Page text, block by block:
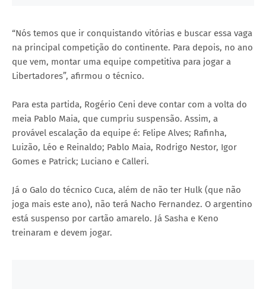
“Nós temos que ir conquistando vitórias e buscar essa vaga
na principal competição do continente. Para depois, no ano
que vem, montar uma equipe competitiva para jogar a
Libertadores”, afirmou o técnico.
Para esta partida, Rogério Ceni deve contar com a volta do
meia Pablo Maia, que cumpriu suspensão. Assim, a
provável escalação da equipe é: Felipe Alves; Rafinha,
Luizão, Léo e Reinaldo; Pablo Maia, Rodrigo Nestor, Igor
Gomes e Patrick; Luciano e Calleri.
Já o Galo do técnico Cuca, além de não ter Hulk (que não
joga mais este ano), não terá Nacho Fernandez. O argentino
está suspenso por cartão amarelo. Já Sasha e Keno
treinaram e devem jogar.